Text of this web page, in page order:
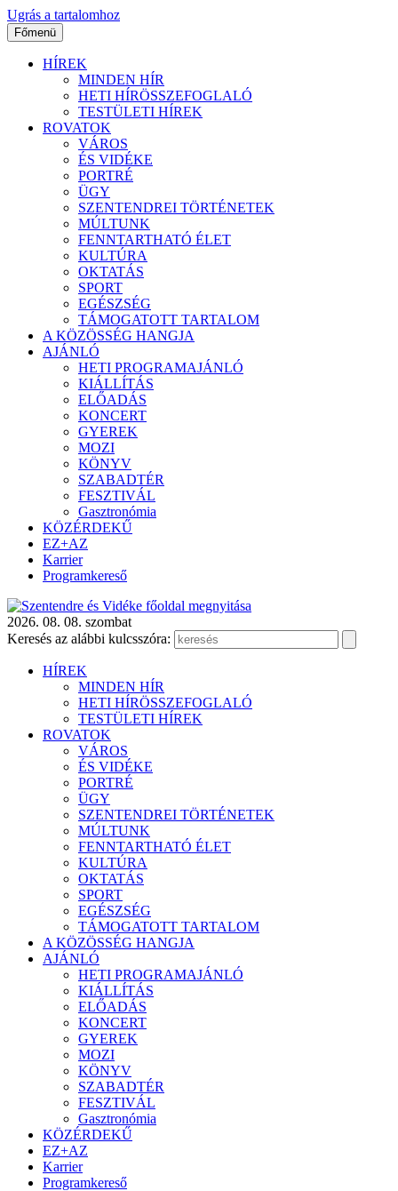
Ugrás a tartalomhoz
Főmenü
HÍREK
MINDEN HÍR
HETI HÍRÖSSZEFOGLALÓ
TESTÜLETI HÍREK
ROVATOK
VÁROS
ÉS VIDÉKE
PORTRÉ
ÜGY
SZENTENDREI TÖRTÉNETEK
MÚLTUNK
FENNTARTHATÓ ÉLET
KULTÚRA
OKTATÁS
SPORT
EGÉSZSÉG
TÁMOGATOTT TARTALOM
A KÖZÖSSÉG HANGJA
AJÁNLÓ
HETI PROGRAMAJÁNLÓ
KIÁLLÍTÁS
ELŐADÁS
KONCERT
GYEREK
MOZI
KÖNYV
SZABADTÉR
FESZTIVÁL
Gasztronómia
KÖZÉRDEKŰ
EZ+AZ
Karrier
Programkereső
2026. 08. 08. szombat
Keresés az alábbi kulcsszóra:
HÍREK
MINDEN HÍR
HETI HÍRÖSSZEFOGLALÓ
TESTÜLETI HÍREK
ROVATOK
VÁROS
ÉS VIDÉKE
PORTRÉ
ÜGY
SZENTENDREI TÖRTÉNETEK
MÚLTUNK
FENNTARTHATÓ ÉLET
KULTÚRA
OKTATÁS
SPORT
EGÉSZSÉG
TÁMOGATOTT TARTALOM
A KÖZÖSSÉG HANGJA
AJÁNLÓ
HETI PROGRAMAJÁNLÓ
KIÁLLÍTÁS
ELŐADÁS
KONCERT
GYEREK
MOZI
KÖNYV
SZABADTÉR
FESZTIVÁL
Gasztronómia
KÖZÉRDEKŰ
EZ+AZ
Karrier
Programkereső